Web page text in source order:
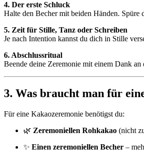
4. Der erste Schluck
Halte den Becher mit beiden Händen.
5. Zeit für Stille, Tanz oder Schreiben
Je nach Intention kannst du dich in Stille
6. Abschlussritual
Beende deine Zeremonie mit einem Dank
3. Was braucht man für
Für eine Kakaozeremonie benötigst du:
🌿 Zeremoniellen Rohkakao (nicht
✨ Einen zeremoniellen Becher –